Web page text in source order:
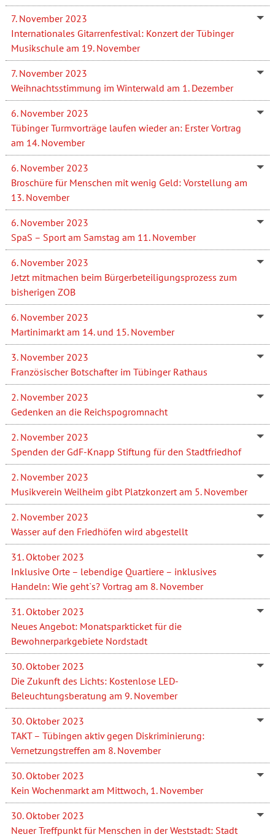
7. November 2023
Internationales Gitarrenfestival: Konzert der Tübinger
Musikschule am 19. November
7. November 2023
Weihnachtsstimmung im Winterwald am 1. Dezember
6. November 2023
Tübinger Turmvorträge laufen wieder an: Erster Vortrag
am 14. November
6. November 2023
Broschüre für Menschen mit wenig Geld: Vorstellung am
13. November
6. November 2023
SpaS – Sport am Samstag am 11. November
6. November 2023
Jetzt mitmachen beim Bürgerbeteiligungsprozess zum
bisherigen ZOB
6. November 2023
Martinimarkt am 14. und 15. November
3. November 2023
Französischer Botschafter im Tübinger Rathaus
2. November 2023
Gedenken an die Reichspogromnacht
2. November 2023
Spenden der GdF-Knapp Stiftung für den Stadtfriedhof
2. November 2023
Musikverein Weilheim gibt Platzkonzert am 5. November
2. November 2023
Wasser auf den Friedhöfen wird abgestellt
31. Oktober 2023
Inklusive Orte – lebendige Quartiere – inklusives
Handeln: Wie geht`s? Vortrag am 8. November
31. Oktober 2023
Neues Angebot: Monatsparkticket für die
Bewohnerparkgebiete Nordstadt
30. Oktober 2023
Die Zukunft des Lichts: Kostenlose LED-
Beleuchtungsberatung am 9. November
30. Oktober 2023
TAKT – Tübingen aktiv gegen Diskriminierung:
Vernetzungstreffen am 8. November
30. Oktober 2023
Kein Wochenmarkt am Mittwoch, 1. November
30. Oktober 2023
Neuer Treffpunkt für Menschen in der Weststadt: Stadt